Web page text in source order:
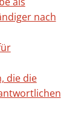
nach
die die